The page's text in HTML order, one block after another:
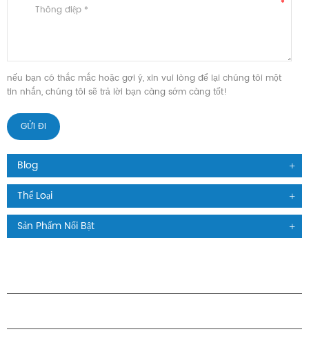
nếu bạn có thắc mắc hoặc gợi ý, xin vui lòng để lại chúng tôi một
tin nhắn, chúng tôi sẽ trả lời bạn càng sớm càng tốt!
Blog
Thể Loại
Sản Phẩm Nổi Bật